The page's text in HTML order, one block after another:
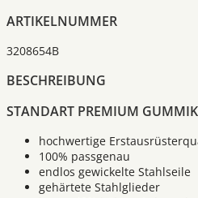
ARTIKELNUMMER
3208654B
BESCHREIBUNG
STANDART PREMIUM
hochwertige
100% passgenau
endlos gewickelte Stahlseile
gehärtete Stahlglieder